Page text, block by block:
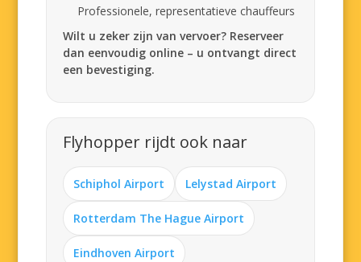
Professionele, representatieve chauffeurs
Wilt u zeker zijn van vervoer? Reserveer
dan eenvoudig online – u ontvangt direct
een bevestiging.
Flyhopper rijdt ook naar
Schiphol Airport Lelystad Airport
Rotterdam The Hague Airport
Eindhoven Airport